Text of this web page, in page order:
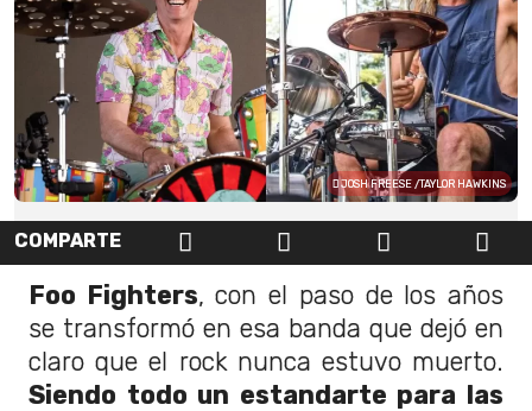
JOSH FREESE /TAYLOR HAWKINS
COMPARTE
Foo Fighters, con el paso de los años
se transformó en esa banda que dejó en
claro que el rock nunca estuvo muerto.
Siendo todo un estandarte para las